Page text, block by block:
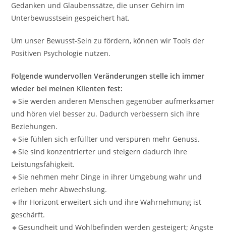
Gedanken und Glaubenssätze, die unser Gehirn im
Unterbewusstsein gespeichert hat.
Um unser Bewusst-Sein zu fördern, können wir Tools der
Positiven Psychologie nutzen.
Folgende wundervollen Veränderungen stelle ich immer
wieder bei meinen Klienten fest:
🔸Sie werden anderen Menschen gegenüber aufmerksamer
und hören viel besser zu. Dadurch verbessern sich ihre
Beziehungen.
🔸Sie fühlen sich erfüllter und verspüren mehr Genuss.
🔸Sie sind konzentrierter und steigern dadurch ihre
Leistungsfähigkeit.
🔸Sie nehmen mehr Dinge in ihrer Umgebung wahr und
erleben mehr Abwechslung.
🔸Ihr Horizont erweitert sich und ihre Wahrnehmung ist
geschärft.
🔸Gesundheit und Wohlbefinden werden gesteigert; Ängste